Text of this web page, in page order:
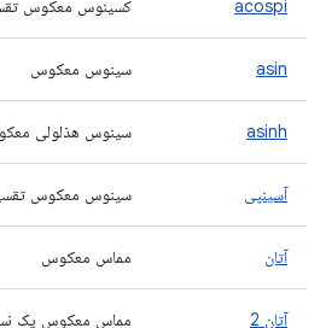
acospi کسینوس معکوس
asin سینوس معکوس
asinh سینوس هذلولی
آسینپی سینوس معکوس
آتان مماس معکوس
آتان 2 مماس معکوس یک